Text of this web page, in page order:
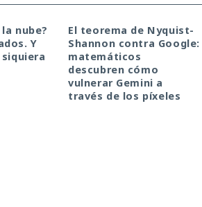
nube?
Y
El teorema de Nyquist-
Shannon contra Google:
matemáticos
descubren cómo
vulnerar Gemini a
través de los píxeles